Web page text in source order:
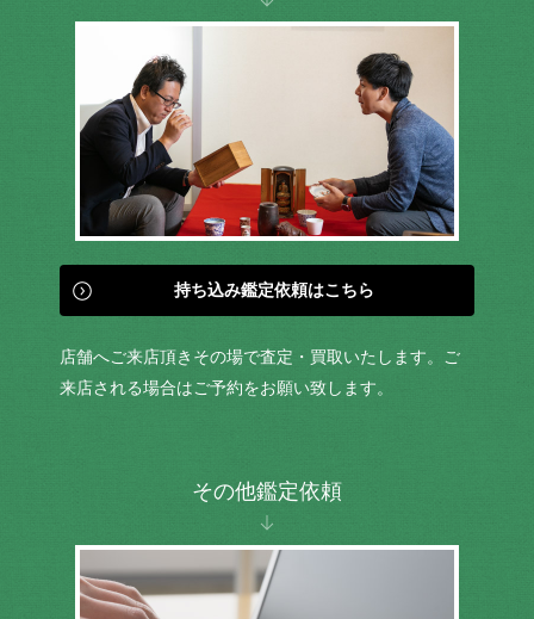
持ち込み鑑定依頼はこちら
店舗へご来店頂きその場で査定・買取いたします。ご
来店される場合はご予約をお願い致します。
その他鑑定依頼